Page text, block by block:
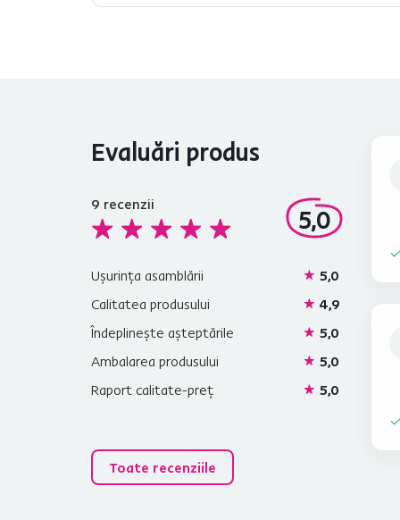
Evaluări produs
5,0
9 recenzii
Ușurința asamblării
5,0
Calitatea produsului
4,9
Îndeplinește așteptările
5,0
Ambalarea produsului
5,0
Raport calitate-preț
5,0
Toate recenziile